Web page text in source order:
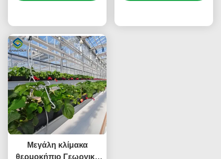
Μεγάλη κλίμακα
θερμοκήπιο Γεωργικό